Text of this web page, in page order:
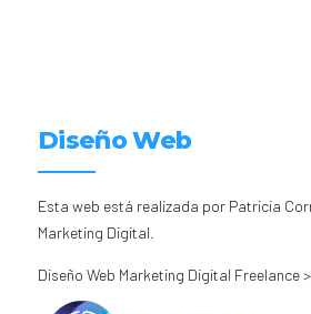
Diseño Web
Esta web está realizada por Patricia
Marketing Digital.
Diseño Web Marketing Digital Freelance